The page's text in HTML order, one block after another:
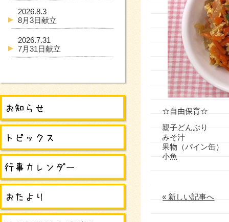
☆自由保育☆
親子どんぶり
みそ汁
果物（パイン缶
小魚
« 新しい記事へ
2026.8.3
8月3日献立
2026.7.31
7月31日献立